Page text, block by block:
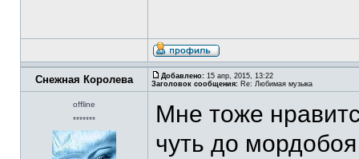
Снежная Королева Добавлено: 15 апр, 2015, 13:22
Заголовок сообщения: Re: Любимая музыка
offline
*******
Мне тоже
чуть до